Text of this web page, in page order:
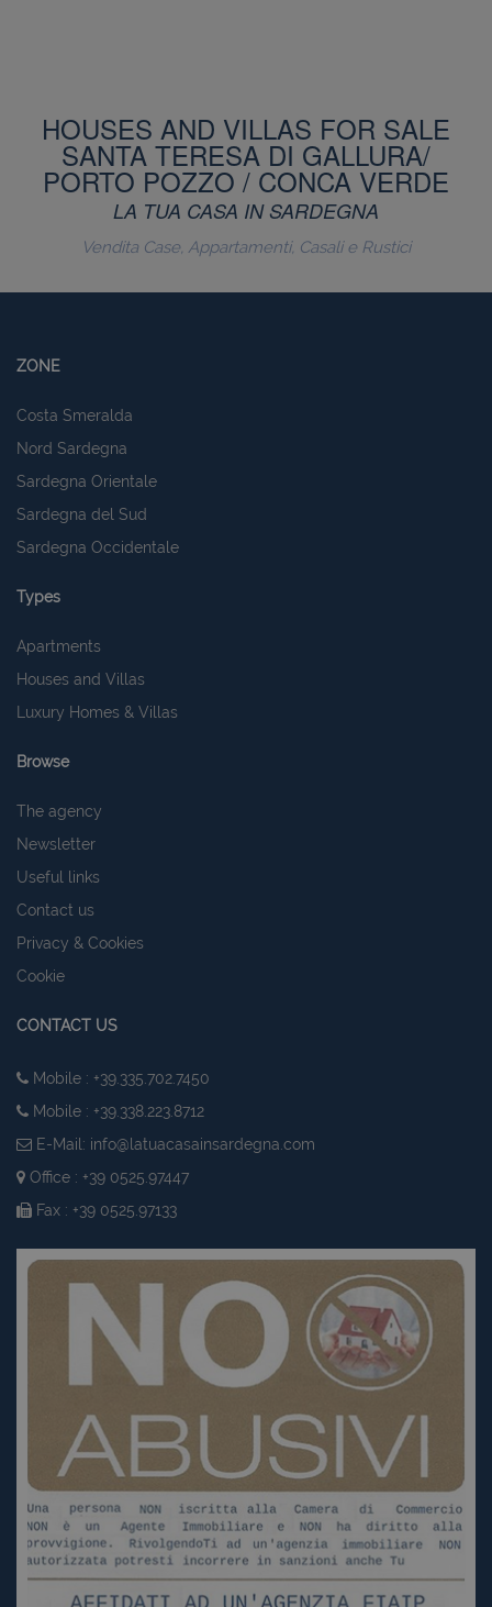
HOUSES AND VILLAS FOR SALE
SANTA TERESA DI GALLURA/
PORTO POZZO / CONCA VERDE
LA TUA CASA IN SARDEGNA
Vendita Case, Appartamenti, Casali e Rustici
ZONE
Costa Smeralda
Nord Sardegna
Sardegna Orientale
Sardegna del Sud
Sardegna Occidentale
Types
Apartments
Houses and Villas
Luxury Homes & Villas
Browse
The agency
Newsletter
Useful links
Contact us
Privacy & Cookies
Cookie
CONTACT US
Mobile : +39.335.702.7450
Mobile : +39.338.223.8712
E-Mail: info@latuacasainsardegna.com
Office : +39 0525.97447
Fax : +39 0525.97133